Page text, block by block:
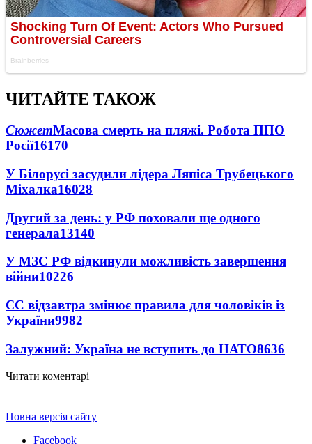
ЧИТАЙТЕ ТАКОЖ
СюжетМасова смерть на пляжі. Робота ППО
Росії16170
У Білорусі засудили лідера Ляпіса Трубецького
Міхалка16028
Другий за день: у РФ поховали ще одного
генерала13140
У МЗС РФ відкинули можливість завершення
війни10226
ЄС відзавтра змінює правила для чоловіків із
України9982
Залужний: Україна не вступить до НАТО8636
Читати коментарі
Повна версія сайту
Facebook